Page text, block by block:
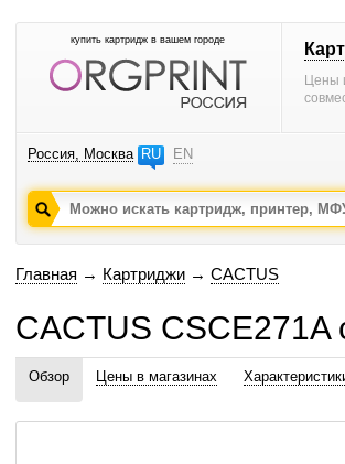
купить картридж в вашем городе
Цены
Россия, Москва RU EN
Главная → Картриджи → CACTUS
CACTUS
Обзор Цены в магазинах